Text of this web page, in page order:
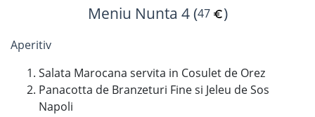
Meniu Nunta 4 (47 )
Aperitiv
Salata Marocana servita in Cosulet de Orez
Panacotta de Branzeturi Fine si Jeleu de Sos
Napoli